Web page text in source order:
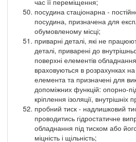
посудина стаціонарна -
посудина, призначена для
обумовленому місці;
приварні деталі, які не
деталі, приварені до
поверхні елементів
враховуються в розрахунках на
елемента та призначені для
допоміжних функцій: опорно-
кріплення ізоляції, внутрішніх
пробний тиск - надлишковий
проводитись гідростатичне
обладнання під тиском або
міцність і щільність;